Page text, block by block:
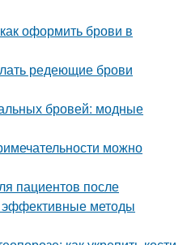
оформить брови в
редеющие брови
бровей: модные
можно
пациентов после
эффективные методы